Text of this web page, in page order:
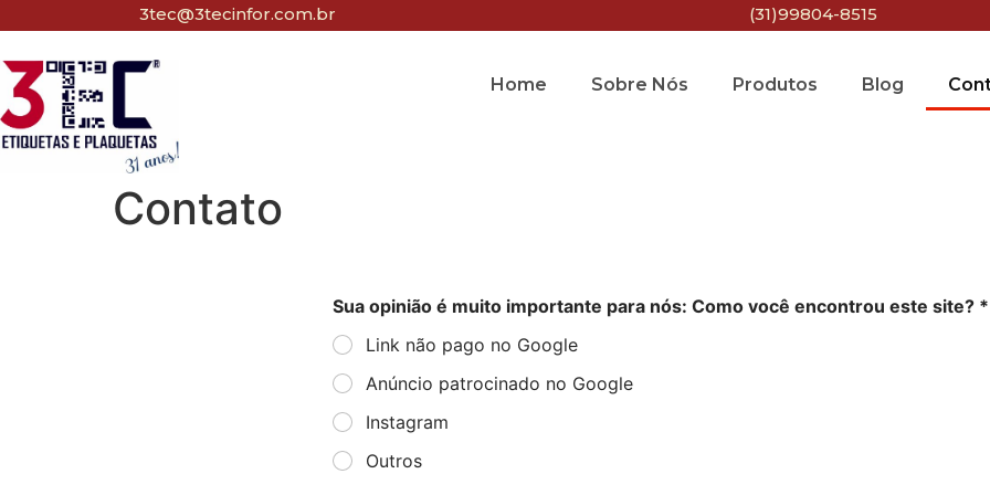
3tec@3tecinfor.com.br (31)99804-8515
Home Sobre Nós Produtos Blog
Contato
Sua opinião é muito importante para nós: Como você encontrou este site? *
Link não pago no Google
Anúncio patrocinado no Google
Instagram
Outros